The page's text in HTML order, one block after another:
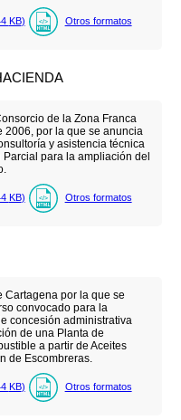
KB) Otros formatos
de la Zona Franca
2006, por la que se anuncia
y asistencia técnica
para la ampliación del
KB) Otros formatos
Cartagena por la que se
convocado para la
concesión administrativa
de una Planta de
a partir de Aceites
de Escombreras.
KB) Otros formatos